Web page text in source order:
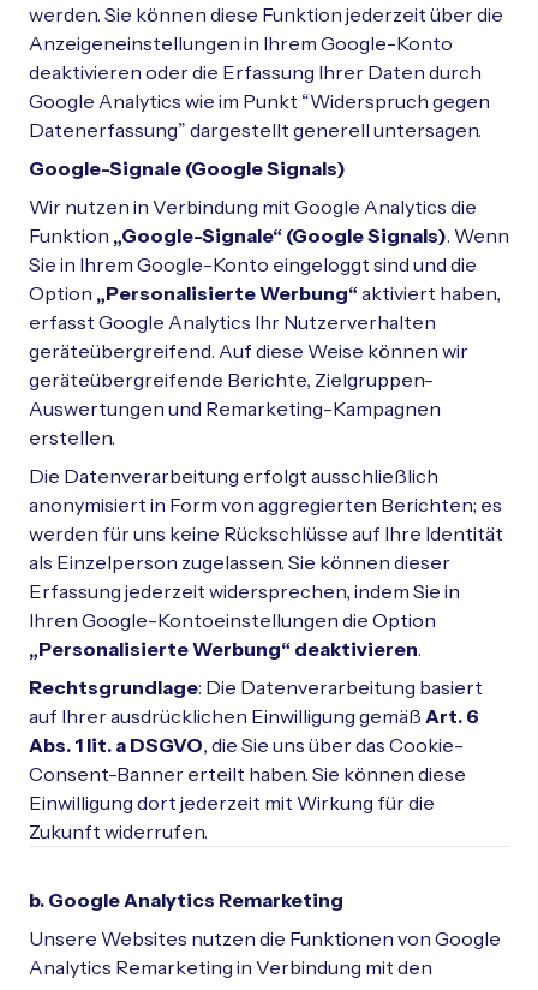
werden. Sie können diese Funktion jederzeit über die
Anzeigeneinstellungen in Ihrem Google-Konto
deaktivieren oder die Erfassung Ihrer Daten durch
Google Analytics wie im Punkt “Widerspruch gegen
Datenerfassung” dargestellt generell untersagen.
Google-Signale (Google Signals)
Wir nutzen in Verbindung mit Google Analytics die
Funktion „Google-Signale“ (Google Signals). Wenn
Sie in Ihrem Google-Konto eingeloggt sind und die
Option „Personalisierte Werbung“ aktiviert haben,
erfasst Google Analytics Ihr Nutzerverhalten
geräteübergreifend. Auf diese Weise können wir
geräteübergreifende Berichte, Zielgruppen-
Auswertungen und Remarketing-Kampagnen
erstellen.
Die Datenverarbeitung erfolgt ausschließlich
anonymisiert in Form von aggregierten Berichten; es
werden für uns keine Rückschlüsse auf Ihre Identität
als Einzelperson zugelassen. Sie können dieser
Erfassung jederzeit widersprechen, indem Sie in
Ihren Google-Kontoeinstellungen die Option
„Personalisierte Werbung“ deaktivieren.
Rechtsgrundlage: Die Datenverarbeitung basiert
auf Ihrer ausdrücklichen Einwilligung gemäß Art. 6
Abs. 1 lit. a DSGVO, die Sie uns über das Cookie-
Consent-Banner erteilt haben. Sie können diese
Einwilligung dort jederzeit mit Wirkung für die
Zukunft widerrufen.
b. Google Analytics Remarketing
Unsere Websites nutzen die Funktionen von Google
Analytics Remarketing in Verbindung mit den